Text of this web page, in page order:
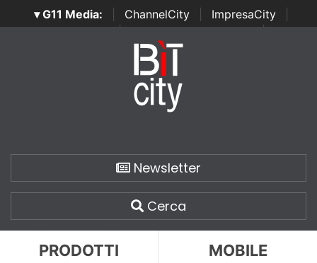
▾ G11 Media: ChannelCity ImpresaCity
SecurityOpenLab | Italian Channel Awards | Italian
Italian Security Awards
Newsletter
Cerca
PRODOTTI MOBILE